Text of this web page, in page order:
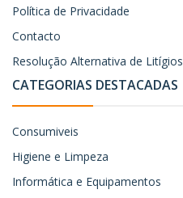
Política de Privacidade
Contacto
Resolução Alternativa de Litígios
CATEGORIAS DESTACADAS
Consumiveis
Higiene e Limpeza
Informática e Equipamentos